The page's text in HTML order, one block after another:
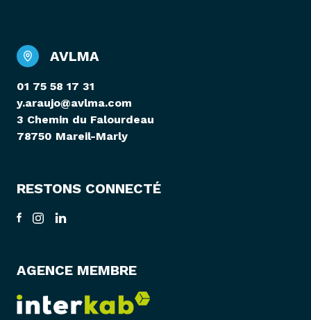
AVLMA
01 75 58 17 31
y.araujo@avlma.com
3 Chemin du Falourdeau
78750 Mareil-Marly
RESTONS CONNECTÉ
AGENCE MEMBRE